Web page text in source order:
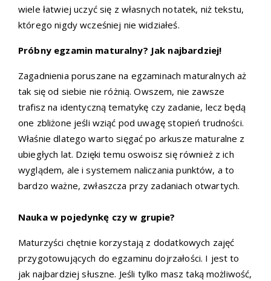
wiele łatwiej uczyć się z własnych notatek, niż tekstu,
którego nigdy wcześniej nie widziałeś.
Próbny egzamin maturalny? Jak najbardziej!
Zagadnienia poruszane na egzaminach maturalnych aż
tak się od siebie nie różnią. Owszem, nie zawsze
trafisz na identyczną tematykę czy zadanie, lecz będą
one zbliżone jeśli wziąć pod uwagę stopień trudności.
Właśnie dlatego warto sięgać po arkusze maturalne z
ubiegłych lat. Dzięki temu oswoisz się również z ich
wyglądem, ale i systemem naliczania punktów, a to
bardzo ważne, zwłaszcza przy zadaniach otwartych.
Nauka w pojedynkę czy w grupie?
Maturzyści chętnie korzystają z dodatkowych zajęć
przygotowujących do egzaminu dojrzałości. I jest to
jak najbardziej słuszne. Jeśli tylko masz taką możliwość,